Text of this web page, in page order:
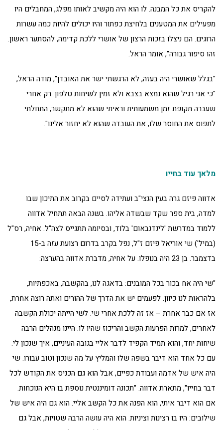
להקריס את כל המבנה. לו הוא היה מקשיב לאותו מפלג, המחבלים היו
מפעילים את המטענים בלחיצת כפתור והיו יכולים להיות כמה עשרות
הרוגים. הם ניצלו בזכות הרצון של אושרי ללכת קדימה, להסתער ראשון.
זהו סיפור גבורה", אומר הראל.
"בגלל שאושרי היה בעזה, לא הרגשתי ישר את האובדן", מודה הראל,
"כי אני רגיל שהוא נמצא בצבא ולא זמין לשיחות טלפון. רק אחרי
שעברה תקופת זמן משמעותית וראיתי שהוא לא מתקשר, התחלתי
לתפוס את החוסר שלו, את העובדה שהוא לא יחזור אלינו".
מלאך עוד בחייו
אדווה פיזם גרה בעין הנצי"ב ועתידה לסיים בקרוב את התיכון שבו
למדה, בית ספר שקד שבשדה אליהו. בשנה הבאה תתחיל אדווה
ללמוד במדרשת 'לינדנבאום' בלוד, ובסיומה תתגייס לצה"ל. אחיה, רס"ל
(במיל') שי אוריאל פיזם ז"ל, נפל בקרב בדרום רצועת עזה ב-15
בדצמבר. בן 23 היה בנופלו. על אחיה, מדברת אדווה בהערצה:
"שי היה אח בכור בכל המובנים: בדאגה לנו, בהקשבה, באכפתיות,
בלהראות לנו כיוון. לפעמים יש את הדרך של ההורים ואתה רוצה אחרת,
אז אם כבר אחרת – אז זה ללכת אחרי שי. לשי הייתה יכולת הקשבה
לאחרים, למרות הפרעות הקשב והריכוז שהיו לו. היינו מנהלים הרבה
שיחות יחד, והוא תמיד הקפיד לדבר אליי בגובה העיניים, איך שנכון לי.
עם כל אחד הוא דיבר בשפה שלו והמליץ על מה שנכון וטוב עבורו. שי
היה איש של אדמה ועבודת כפיים, אבל הוא גם הכניס את הקודש לכל
דבר בחייו", מתארת אדווה. "תכונה דומיננטית נוספת בו היא הנוכחות.
אם הוא דיבר איתי, הוא הפנה את כל הקשב אליי. הוא גם היה איש של
שילובים: היו בו רצינות וציניות. הוא היה עושה הרבה שטויות, אבל גם